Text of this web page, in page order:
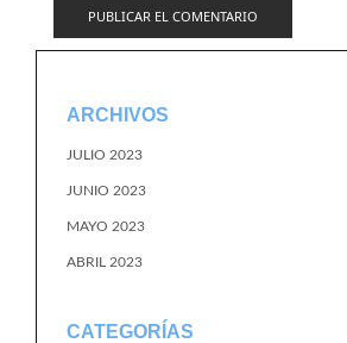
ARCHIVOS
JULIO 2023
JUNIO 2023
MAYO 2023
ABRIL 2023
CATEGORÍAS